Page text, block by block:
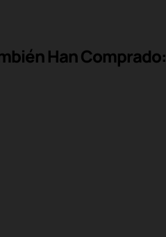
Han Comprado: